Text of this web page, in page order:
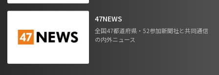
47NEWS
全国47都道府県・52参加新聞社と共同通信
の内外ニュース